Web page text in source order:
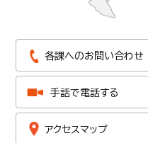
各課へのお問い合わせ
手話で電話する
アクセスマップ